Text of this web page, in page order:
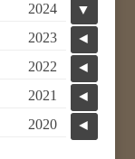
▼
2024
◄
2023
◄
2022
◄
2021
◄
2020